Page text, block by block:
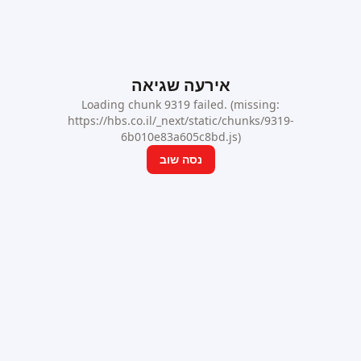
אירעה שגיאה
Loading chunk 9319 failed. (missing:
https://hbs.co.il/_next/static/chunks/9319-
6b010e83a605c8bd.js)